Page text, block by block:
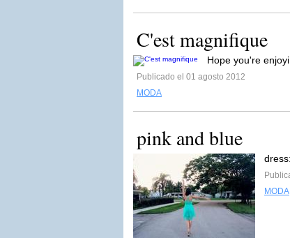
C'est magnifique
Hope you're
Publicado el 01 agosto 2012
MODA
pink and blue
MODA